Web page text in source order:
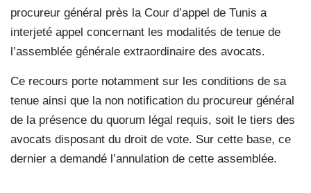
procureur général près la Cour d’appel de Tunis a
interjeté appel concernant les modalités de tenue de
l’assemblée générale extraordinaire des avocats.
Ce recours porte notamment sur les conditions de sa
tenue ainsi que la non notification du procureur général
de la présence du quorum légal requis, soit le tiers des
avocats disposant du droit de vote. Sur cette base, ce
dernier a demandé l’annulation de cette assemblée.